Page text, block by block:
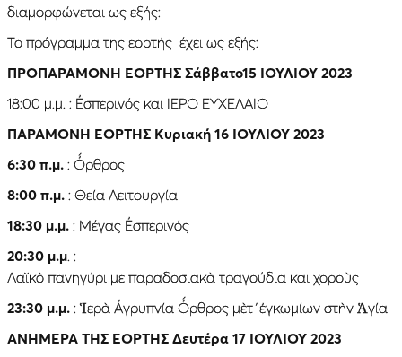
διαμορφώνεται ως εξής:
Το πρόγραμμα της εορτής έχει ως εξής:
ΠΡΟΠΑΡΑΜΟΝΗ ΕΟΡΤΗΣ Σάββατο15 ΙΟΥΛΙΟΥ 2023
18:00 μ.μ. : Ἐσπερινός και ΙΕΡΟ ΕΥΧΕΛΑΙΟ
ΠΑΡΑΜΟΝΗ ΕΟΡΤΗΣ Κυριακή 16 ΙΟΥΛΙΟΥ 2023
6:30 π.μ. : Ὄρθρος
8:00 π.μ. : Θεία Λειτουργία
18:30 μ.μ. : Μέγας Ἐσπερινός
20:30 μ.μ. :
Λαϊκὸ πανηγύρι με παραδοσιακὰ τραγούδια και χοροὺς
23:30 μ.μ. : Ἱερὰ Ἀγρυπνία Ὄρθρος μὲτ΄ἐγκωμίων στὴν Ἁγία
ΑΝΗΜΕΡΑ ΤΗΣ ΕΟΡΤΗΣ Δευτέρα 17 ΙΟΥΛΙΟΥ 2023